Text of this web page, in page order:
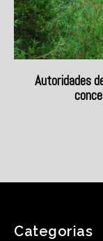
Autoridades
Categorias